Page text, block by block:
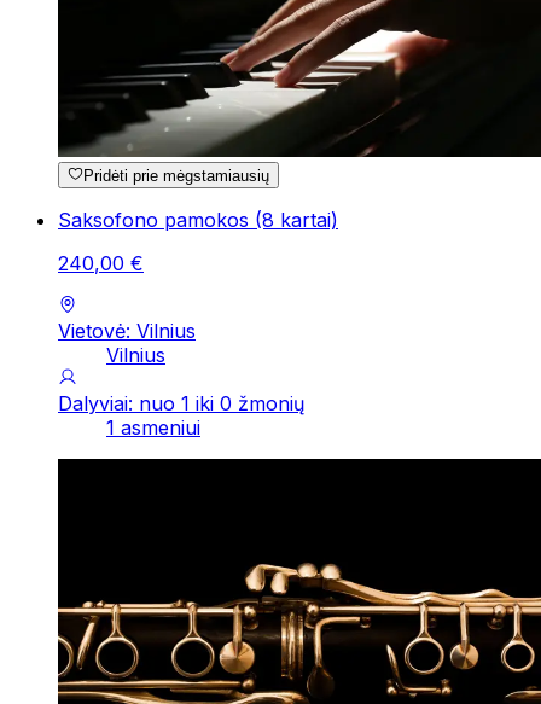
Pridėti prie mėgstamiausių
Saksofono pamokos (8 kartai)
240,00 €
Vietovė: Vilnius
Vilnius
Dalyviai: nuo 1 iki 0 žmonių
1 asmeniui